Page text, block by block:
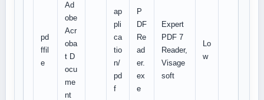
pd
ffil
e
Ad
obe
Acr
oba
t D
ocu
me
nt
ap
pli
ca
tio
n/
pd
f
P
DF
Re
ad
er.
ex
e
Expert
PDF 7
Reader,
Visage
soft
Lo
w